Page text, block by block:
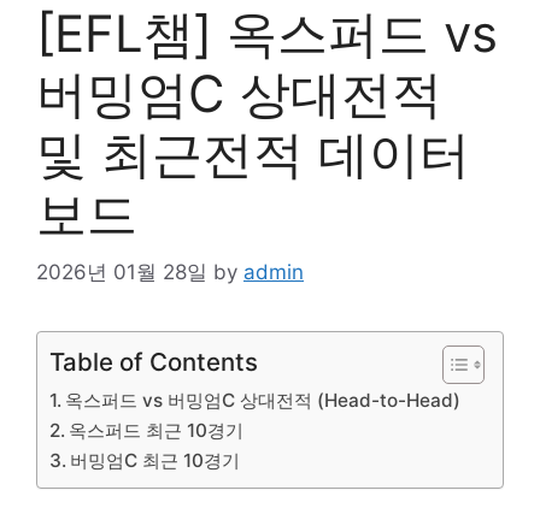
[EFL챔] 옥스퍼드 vs
버밍엄C 상대전적
및 최근전적 데이터
보드
2026년 01월 28일 by admin
Table of Contents
옥스퍼드 vs 버밍엄C 상대전적 (Head-to-Head)
옥스퍼드 최근 10경기
버밍엄C 최근 10경기